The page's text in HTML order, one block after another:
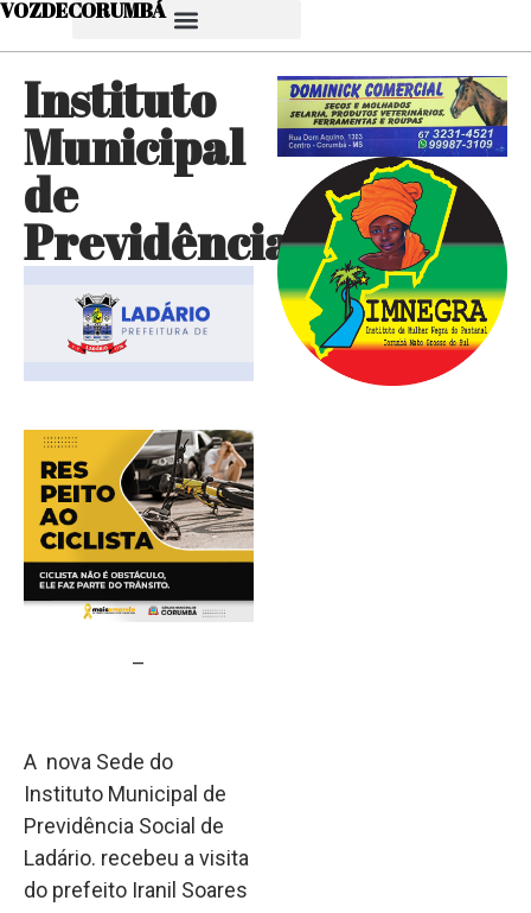
VOZDECORUMBÁ
Instituto
Municipal
de
Previdência…
–
A nova Sede do
Instituto Municipal de
Previdência Social de
Ladário. recebeu a visita
do prefeito Iranil Soares